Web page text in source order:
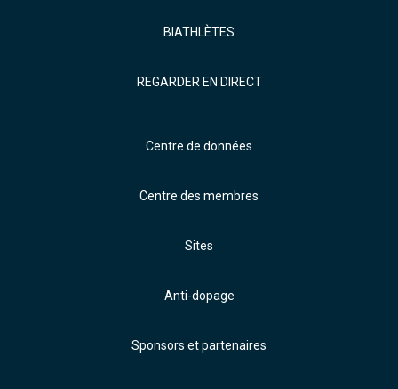
BIATHLÈTES
REGARDER EN DIRECT
Centre de données
Centre des membres
Sites
Anti-dopage
Sponsors et partenaires